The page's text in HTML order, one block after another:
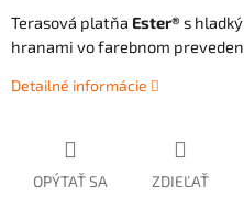
Terasová platňa Ester® s
hranami vo farebnom
Detailné informácie
OPÝTAŤ SA ZDIEĽAŤ